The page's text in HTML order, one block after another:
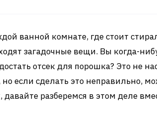
ванной комнате, где стоит
загадочные вещи. Вы когда-
отсек для порошка? Это не
но если сделать это неправильно,
давайте разберемся в этом деле